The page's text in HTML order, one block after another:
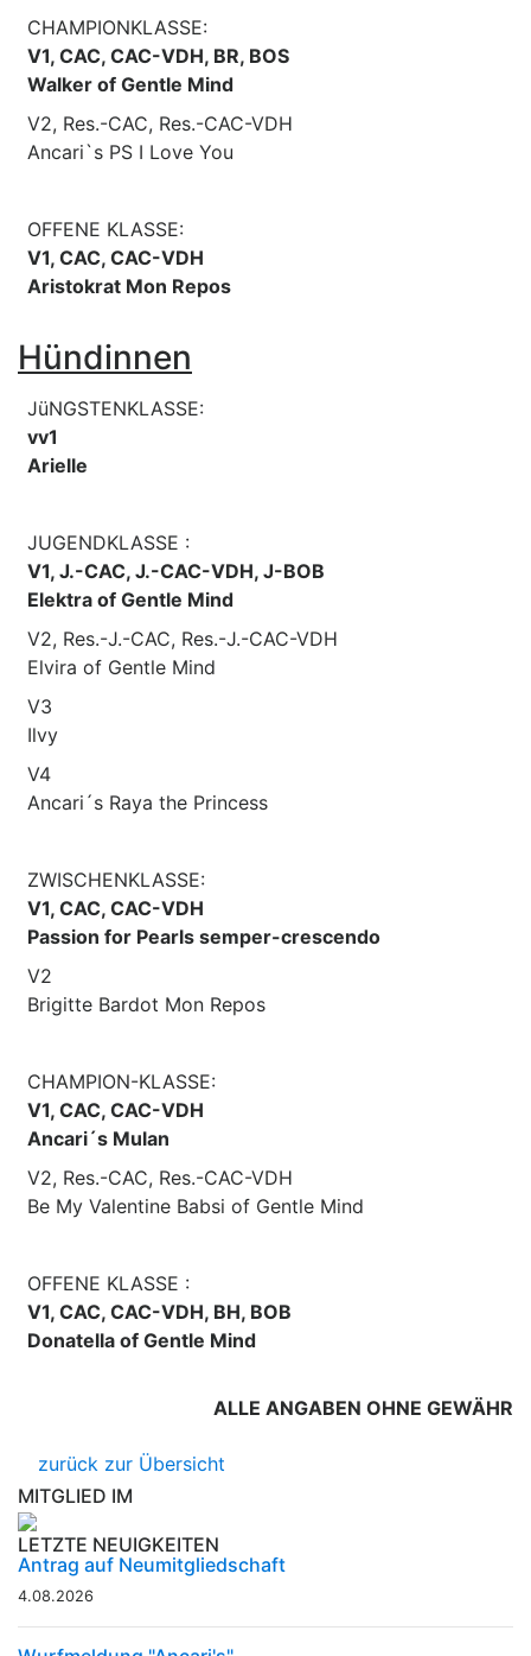
CHAMPIONKLASSE:
V1, CAC, CAC-VDH, BR, BOS
Walker of Gentle Mind
V2, Res.-CAC, Res.-CAC-VDH
Ancari`s PS I Love You
OFFENE KLASSE:
V1, CAC, CAC-VDH
Aristokrat Mon Repos
Hündinnen
JüNGSTENKLASSE:
vv1
Arielle
JUGENDKLASSE :
V1, J.-CAC, J.-CAC-VDH, J-BOB
Elektra of Gentle Mind
V2, Res.-J.-CAC, Res.-J.-CAC-VDH
Elvira of Gentle Mind
V3
Ilvy
V4
Ancari´s Raya the Princess
ZWISCHENKLASSE:
V1, CAC, CAC-VDH
Passion for Pearls semper-crescendo
V2
Brigitte Bardot Mon Repos
CHAMPION-KLASSE:
V1, CAC, CAC-VDH
Ancari´s Mulan
V2, Res.-CAC, Res.-CAC-VDH
Be My Valentine Babsi of Gentle Mind
OFFENE KLASSE :
V1, CAC, CAC-VDH, BH, BOB
Donatella of Gentle Mind
ALLE ANGABEN OHNE GEWÄHR
zurück zur Übersicht
MITGLIED IM
LETZTE NEUIGKEITEN
Antrag auf Neumitgliedschaft
4.08.2026